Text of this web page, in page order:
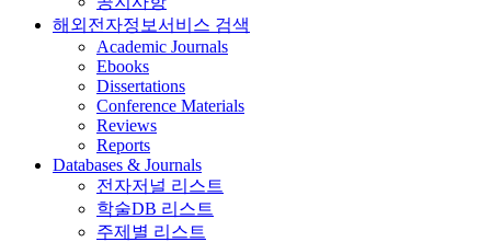
해외전자정보서비스 검색
Academic Journals
Ebooks
Dissertations
Conference Materials
Reviews
Reports
Databases & Journals
전자저널 리스트
학술DB 리스트
주제별 리스트